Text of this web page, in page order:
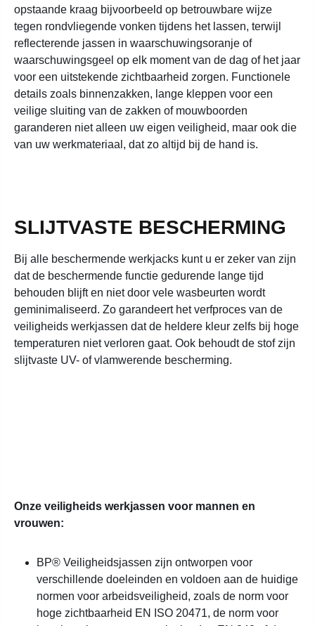
opstaande kraag bijvoorbeeld op betrouwbare wijze
tegen rondvliegende vonken tijdens het lassen, terwijl
reflecterende jassen in waarschuwingsoranje of
waarschuwingsgeel op elk moment van de dag of het jaar
voor een uitstekende zichtbaarheid zorgen. Functionele
details zoals binnenzakken, lange kleppen voor een
veilige sluiting van de zakken of mouwboorden
garanderen niet alleen uw eigen veiligheid, maar ook die
van uw werkmateriaal, dat zo altijd bij de hand is.
SLIJTVASTE BESCHERMING
Bij alle beschermende werkjacks kunt u er zeker van zijn
dat de beschermende functie gedurende lange tijd
behouden blijft en niet door vele wasbeurten wordt
geminimaliseerd. Zo garandeert het verfproces van de
veiligheids werkjassen dat de heldere kleur zelfs bij hoge
temperaturen niet verloren gaat. Ook behoudt de stof zijn
slijtvaste UV- of vlamwerende bescherming.
Onze veiligheids werkjassen voor mannen en
vrouwen:
BP® Veiligheidsjassen zijn ontworpen voor
verschillende doeleinden en voldoen aan de huidige
normen voor arbeidsveiligheid, zoals de norm voor
hoge zichtbaarheid EN ISO 20471, de norm voor